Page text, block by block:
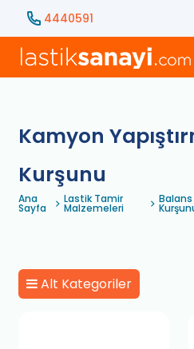
4440591
Kamyon
Kurşunu
Ana
Sayfa
Lastik Tamir
Malzemeleri
Balans
Alt Kategoriler